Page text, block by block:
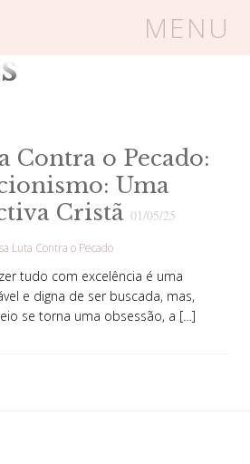
MENU
seguro onde mulheres
Carrinho Login
BLOG
SOBRE
Contra o Pecado:
Uma
Cristã 01/05/25
Luta Contra o Pecado
tudo com excelência é uma
e digna de ser buscada, mas,
se torna uma obsessão, a […]